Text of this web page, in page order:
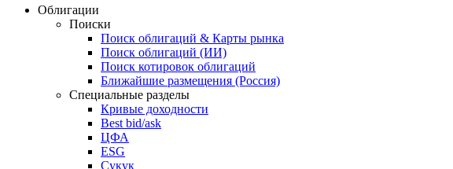
Облигации
Поиски
Поиск облигаций & Карты рынка
Поиск облигаций (ИИ)
Поиск котировок облигаций
Ближайшие размещения (Россия)
Специальные разделы
Кривые доходности
Best bid/ask
ЦФА
ESG
Сукук